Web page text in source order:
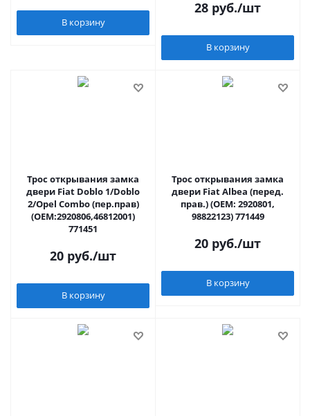
В корзину
28 руб./шт
В корзину
Трос открывания замка
двери Fiat Doblo 1/Doblo
2/Opel Combo (пер.прав)
(OEM:2920806,46812001)
771451
20 руб./шт
В корзину
Трос открывания замка
двери Fiat Albea (перед.
прав.) (OEM: 2920801,
98822123) 771449
20 руб./шт
В корзину